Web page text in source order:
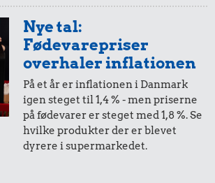
5 øre
i 1981 i 2025
Nye tal:
Fødevarepriser
overhaler inflationen
På et år er inflationen i Danmark
igen steget til 1,4 % - men priserne
på fødevarer er steget med 1,8 %. Se
hvilke produkter der er blevet
dyrere i supermarkedet.